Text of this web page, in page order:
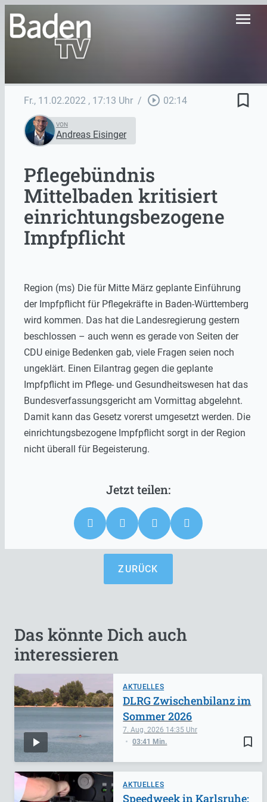
menu
Fr., 11.02.2022 , 17:13 Uhr / play_circle_outline 02:14 bookmark_border
VON
Andreas Eisinger
Pflegebündnis
Mittelbaden kritisiert
einrichtungsbezogene
Impfpflicht
Region (ms) Die für Mitte März geplante Einführung
der Impfpflicht für Pflegekräfte in Baden-Württemberg
wird kommen. Das hat die Landesregierung gestern
beschlossen – auch wenn es gerade von Seiten der
CDU einige Bedenken gab, viele Fragen seien noch
ungeklärt. Einen Eilantrag gegen die geplante
Impfpflicht im Pflege- und Gesundheitswesen hat das
Bundesverfassungsgericht am Vormittag abgelehnt.
Damit kann das Gesetz vorerst umgesetzt werden. Die
einrichtungsbezogene Impfpflicht sorgt in der Region
nicht überall für Begeisterung.
ZURÜCK
Das könnte Dich auch
interessieren
AKTUELLES
bookmark_border
7. Aug. 2026 14:35
03:41 Min.
DLRG Zwischenbilanz im
Sommer 2026
AKTUELLES
Speedweek in Karlsruhe: